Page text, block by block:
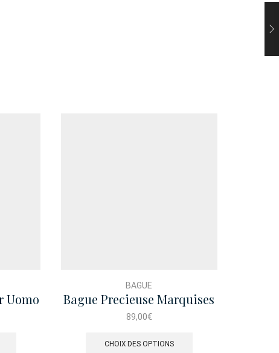
Uomo
BAGUE
Bague Precieuse Marquises
Dore
89,00€
CHOIX DES OPTIONS